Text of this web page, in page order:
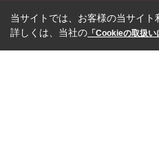
当サイトでは、お客様の当サイ
詳しくは、当社の 「Cookieの取扱い